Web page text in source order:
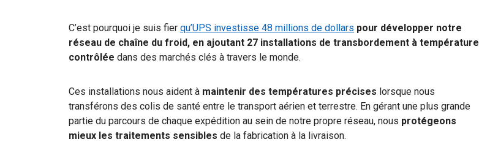
C’est pourquoi je suis fier qu’UPS investisse 48 millions de dollars pour développer notre
réseau de chaîne du froid, en ajoutant 27 installations de transbordement à température
contrôlée dans des marchés clés à travers le monde.
Ces installations nous aident à maintenir des températures précises lorsque nous
transférons des colis de santé entre le transport aérien et terrestre. En gérant une plus grande
partie du parcours de chaque expédition au sein de notre propre réseau, nous protégeons
mieux les traitements sensibles de la fabrication à la livraison.